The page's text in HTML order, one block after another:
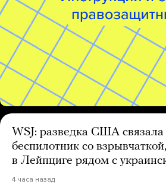
WSJ: разведка США связала
беспилотник со
в Лейпциге рядом с
4 часа назад